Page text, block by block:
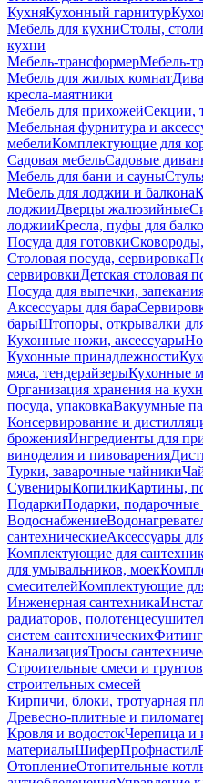
КухняКухонный гарнитур
Мебель для кухниСтолы,
кухни
Мебель-трансформерМебель-
Мебель для жилых комнат
кресла-маятники
Мебель для прихожейСекции,
Мебельная фурнитура и
мебелиКомплектующие для
Садовая мебельСадовые
Мебель для бани и сауны
Мебель для лоджии и балкона
лоджииДверцы жалюзийные
лоджииКресла, пуфы для
Посуда для готовки
Столовая посуда, сервировка
сервировкиДетская столовая
Посуда для выпечки,
Аксессуары для бара
барыШтопоры, открывалки
Кухонные ножи, аксессуары
Кухонные принадлежности
мяса, тендерайзерыКухонные
Организация хранения на
посуда, упаковкаВакуумные
Консервирование и
броженияИнгредиенты для
виноделия и пивоварения
Турки, заварочные чайники
СувенирыКопилкиКартины,
ПодаркиПодарки,
Водоснабжение
сантехническиеАксессуары
Комплектующие для
для умывальников, моек
смесителейКомплектующие
Инженерная сантехника
радиаторов,
систем сантехнических
КанализацияТросы
Строительные смеси и
строительных смесей
Кирпичи, блоки, тротуарная
Древесно-плитные и
Кровля и водостокЧерепица и
материалыШиферПрофнастил
ОтоплениеОтопительные